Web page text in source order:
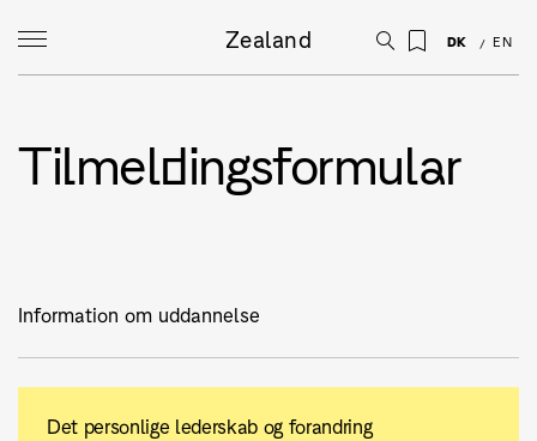
Zealand DK EN
Tilmeldingsformular
Information om uddannelse
Det personlige lederskab og forandring